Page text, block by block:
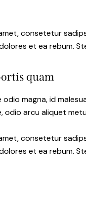
consetetur
et ea rebum.
quam
magna, id
arcu aliquet
consetetur
et ea rebum.